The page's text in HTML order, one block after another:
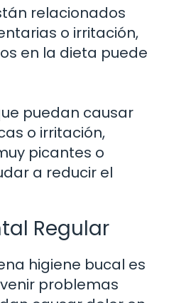
relacionados
o irritación,
en la dieta puede
puedan causar
o irritación,
picantes o
a reducir el
Regular
higiene bucal es
problemas